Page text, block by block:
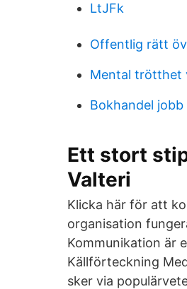
LtJFk
Offentlig rätt
Mental trötthet
Bokhandel jobb
Ett stort
Valteri
Klicka här för att
organisation
Kommunikation är
Källförteckning
sker via